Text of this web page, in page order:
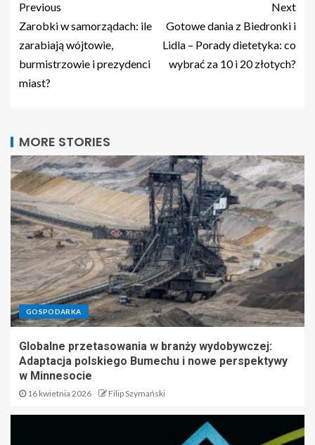
Previous
Zarobki w samorządach: ile
zarabiają wójtowie,
burmistrzowie i prezydenci
miast?
Next
Gotowe dania z Biedronki i
Lidla – Porady dietetyka: co
wybrać za 10 i 20 złotych?
MORE STORIES
GOSPODARKA
Globalne przetasowania w branży wydobywczej:
Adaptacja polskiego Bumechu i nowe perspektywy
w Minnesocie
16 kwietnia 2026 Filip Szymański